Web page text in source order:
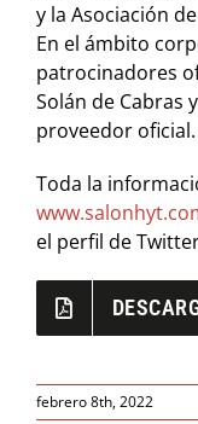
y la Asociación
En el ámbito
patrocinadores
Solán de Cabras
proveedor oficial.
Toda la
el perfil de
febrero 8th, 2022